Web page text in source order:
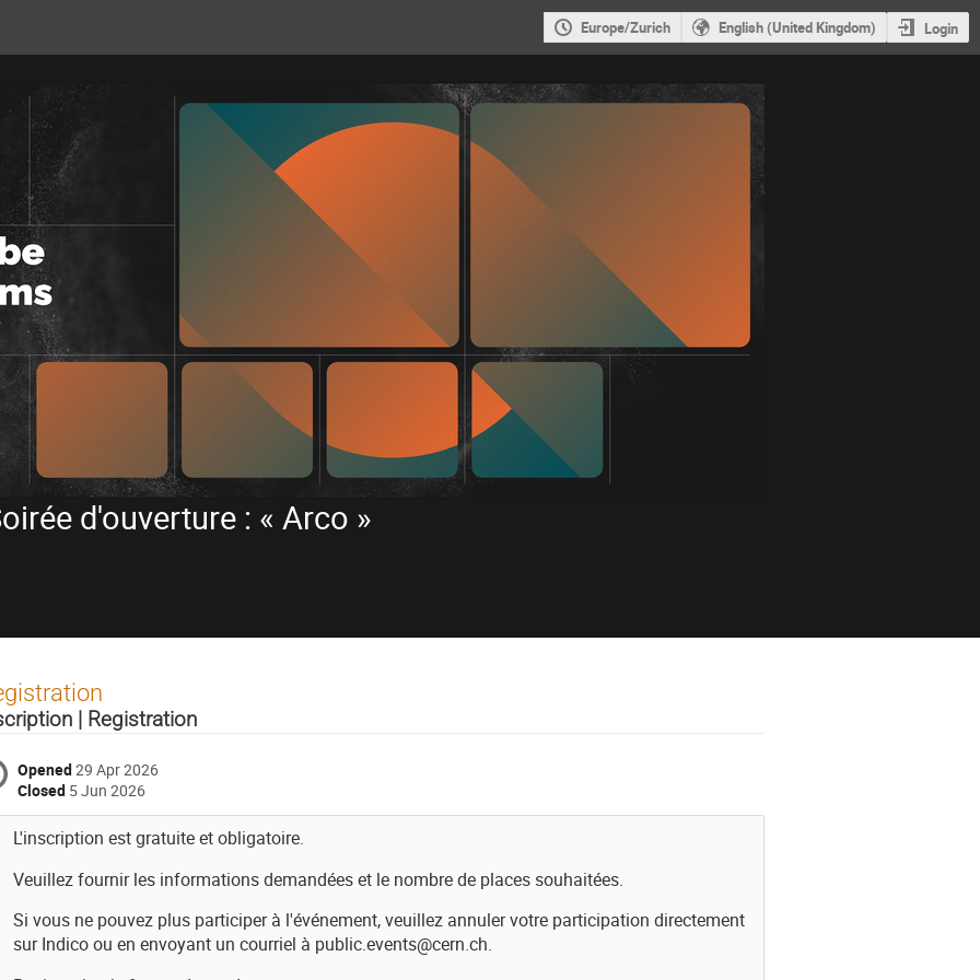
Europe/Zurich English (United Kingdom) Login
d'ouverture : « Arco »
| Registration
Opened29 Apr 2026
Closed 5 Jun 2026
L'inscription est gratuite et obligatoire.
Veuillez fournir les informations demandées et le nombre de places souhaitées.
Si vous ne pouvez plus participer à l'événement, veuillez annuler votre participation directement
sur Indico ou en envoyant un courriel à public.events@cern.ch.